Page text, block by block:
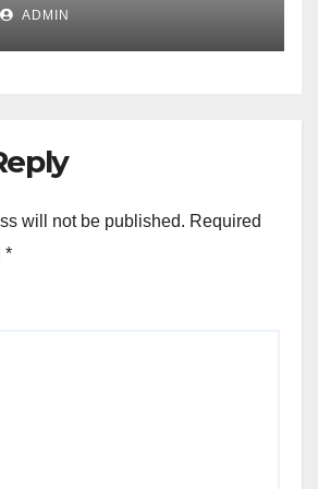
ADMIN
will not be published. Required
*